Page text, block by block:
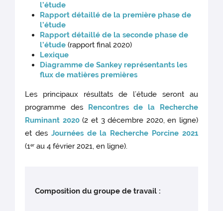
l’étude
Rapport détaillé de la première phase de
l’étude
Rapport détaillé de la seconde phase de
l’étude (rapport final 2020)
Lexique
Diagramme de Sankey représentants les
flux de matières premières
Les principaux résultats de l’étude seront au
programme des Rencontres de la Recherche
Ruminant 2020(2 et 3 décembre 2020, en ligne)
et des Journées de la Recherche Porcine 2021
(1er au 4 février 2021, en ligne).
Composition du groupe de travail :